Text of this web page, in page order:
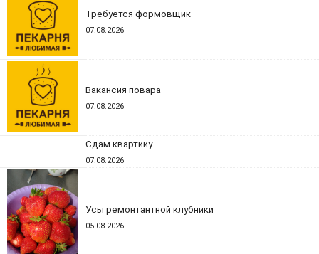
Требуется формовщик
07.08.2026
Вакансия повара
07.08.2026
Сдам квартииу
07.08.2026
Усы ремонтантной клубники
05.08.2026